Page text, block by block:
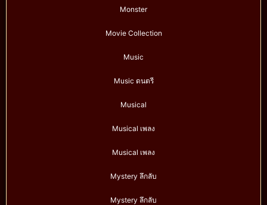
Monster
Movie Collection
Music
Music ดนตรี
Musical
Musical เพลง
Musical เพลง
Mystery ลึกลับ
Mystery ลึกลับ